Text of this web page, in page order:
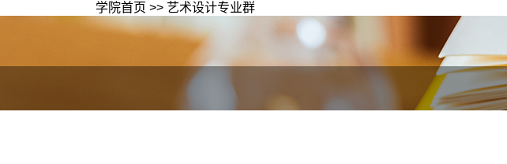
学院首页 >> 艺术设计专业群